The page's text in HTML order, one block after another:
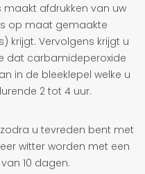
maakt afdrukken van uw
op maat gemaakte
krijgt. Vervolgens krijgt u
dat carbamideperoxide
in de bleeklepel welke u
2 tot 4 uur.
u tevreden bent met
witter worden met een
10 dagen.